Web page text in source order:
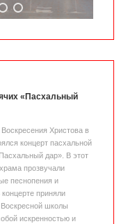
«Пасхальный
Христова в
концерт пасхальной
дар». В этот
прозвучали
песнопения и
приняли
школы
искренностью и